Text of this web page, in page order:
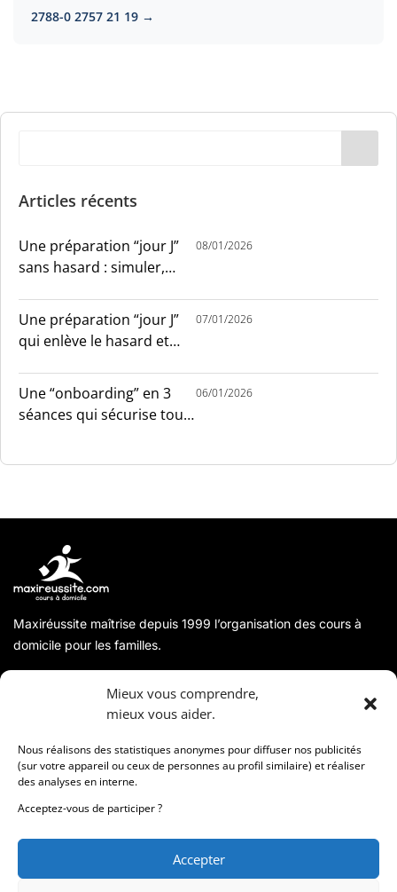
Mieux vous comprendre,
mieux vous aider.
Nous réalisons des statistiques anonymes pour diffuser nos publicités
(sur votre appareil ou ceux de personnes au profil similaire) et réaliser
des analyses en interne.
Acceptez-vous de participer ?
Accepter
2788-0 2757 21 19 →
Articles récents
Une préparation “jour J”
sans hasard : simuler,
08/01/2026
Une préparation “jour J”
qui enlève le hasard et
07/01/2026
Une “onboarding” en 3
séances qui sécurise tout
06/01/2026
Maxiréussite maîtrise depuis 1999 l’organisation des cours à
domicile pour les familles.
Coordonnées